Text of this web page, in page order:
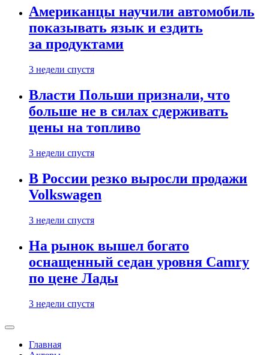
Американцы научили автомобиль
показывать язык и ездить
за продуктами
3 недели спустя
Власти Польши признали, что
больше не в силах сдерживать
цены на топливо
3 недели спустя
В России резко выросли продажи
Volkswagen
3 недели спустя
На рынок вышел богато
оснащенный седан уровня Camry
по цене Лады
3 недели спустя
Главная